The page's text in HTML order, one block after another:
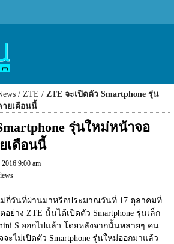
ZTE
ZTE จะเปิดตัว Smartphone รุ่น
ยเดือนนี้
รุ่นใหม่หน้าจอ
เดือนนี้
9:00 am
กี่วันที่ผ่านมาหรือประมาณวันที่ 17 ตุลาคมที่
ย่าง ZTE นั้นได้เปิดตัว Smartphone รุ่นเล็ก
S ออกไปแล้ว โดยหลังจากนั้นหลายๆ คน
ะไม่เปิดตัว Smartphone รุ่นใหม่ออกมาแล้ว